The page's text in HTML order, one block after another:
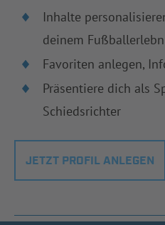
Inhalte
deinem
Favoriten anlegen,
Präsentiere dich als
Schiedsrichter
JETZT PROFIL ANLEGEN